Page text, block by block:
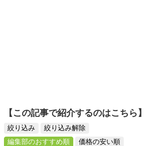
【この記事で紹介するのはこちら】
絞り込み
絞り込み解除
編集部のおすすめ順
価格の安い順